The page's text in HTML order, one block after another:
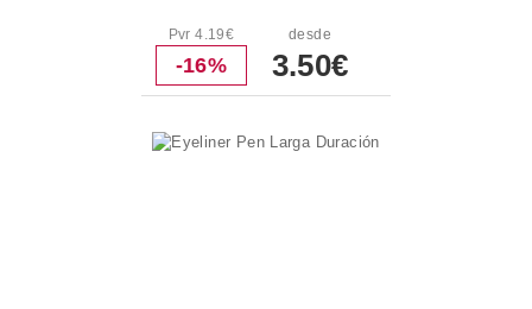
Pvr 4.19€
-16%
desde
3.50€